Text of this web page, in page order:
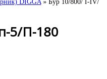
DIGGA» Бур 10/800/ I-IV/
5/П-180